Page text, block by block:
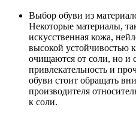
Выбор обуви из
Некоторые материалы,
искусственная кожа,
высокой устойчивостью
очищаются от соли, но и
привлекательность и
обуви стоит обращать
производителя
к соли.